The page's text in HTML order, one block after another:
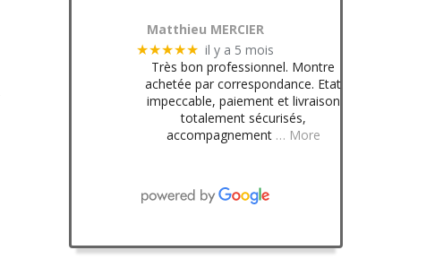
Matthieu MERCIER
★★★★★ il y a 5 mois
Très bon professionnel. Montre
achetée par correspondance. Etat
impeccable, paiement et livraison
totalement sécurisés,
accompagnement … More